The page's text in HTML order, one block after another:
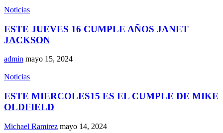
Noticias
ESTE JUEVES 16 CUMPLE AÑOS JANET
JACKSON
admin mayo 15, 2024
Noticias
ESTE MIERCOLES15 ES EL CUMPLE DE MIKE
OLDFIELD
Michael Ramirez mayo 14, 2024